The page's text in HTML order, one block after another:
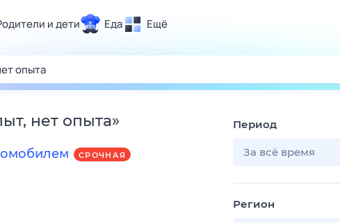
и дети Еда Ещё
Здоровье
Развлечения и отдых
Спорт
Карьера
Поиск
ТВ-программа
нет опыта»
СРОЧНАЯ
Период
За всё время
Регион